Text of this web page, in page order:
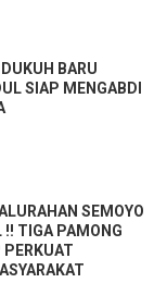
BARU
SIAP MENGABDI
SEMOYO
!! TIGA PAMONG